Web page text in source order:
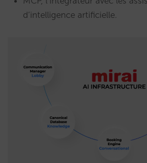
d’intelligence artificielle.